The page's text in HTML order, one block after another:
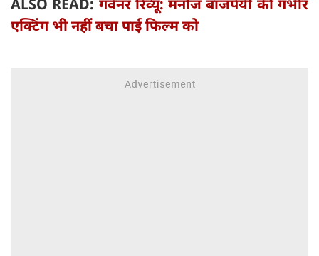
ALSO READ: गर्वनर रिव्यू: मनोज बाजपेयी की गंभीर
एक्टिंग भी नहीं बचा पाई फिल्म को